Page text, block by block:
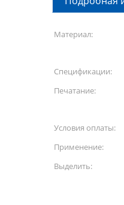
Материал:
Спецификации:
Печатание:
Условия оплаты:
Применение:
Выделить: